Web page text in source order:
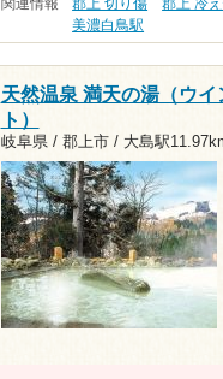
美濃白鳥駅
天然温泉 満天の湯（ウ
ト）
岐阜県 / 郡上市 / 大島駅